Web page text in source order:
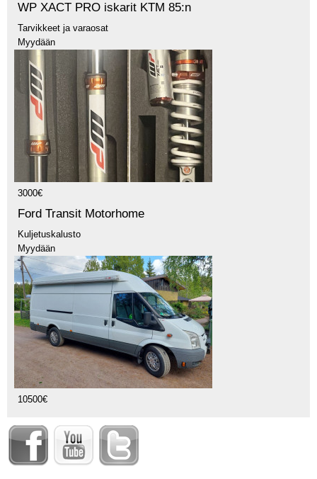
WP XACT PRO iskarit KTM 85:n
Tarvikkeet ja varaosat
Myydään
3000€
Ford Transit Motorhome
Kuljetuskalusto
Myydään
10500€